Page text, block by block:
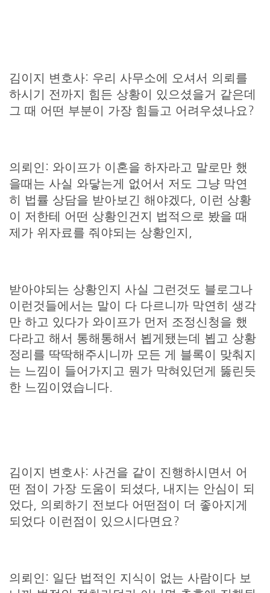
김이지 변호사: 우리 사무소에 오셔서 의뢰를
하시기 전까지 힘든 상황이 있으셨을거 같은데
그 때 어떤 부분이 가장 힘들고 어려우셨나요?
의뢰인: 와이프가 이혼을 하자라고 말로만 했
을때는 사실 와닿는게 없어서 저도 그냥 막연
히 법률 상담을 받아보긴 해야겠다, 이런 상황
이 저한테 어떤 상황인건지 법적으로 봤을 때
제가 위자료를 줘야되는 상황인지,
받아야되는 상황인지 사실 그런것도 블로그나
이런것들에서는 말이 다 다르니까 막연히 생각
만 하고 있다가 와이프가 먼저 조정신청을 했
다라고 해서 통해통해서 뵙게됐는데 뵙고 상황
정리를 딱딱해주시니까 모든 게 블록이 맞춰지
는 느낌이 들어가지고 뭔가 막혀있던게 뚫린듯
한 느낌이였습니다.
김이지 변호사: 사건을 같이 진행하시면서 어
떤 점이 가장 도움이 되셨다, 내지는 안심이 되
었다, 의뢰하기 전보다 어떤점이 더 좋아지게
되었다 이런점이 있으시다면요?
의뢰인: 일단 법적인 지식이 없는 사람이다 보